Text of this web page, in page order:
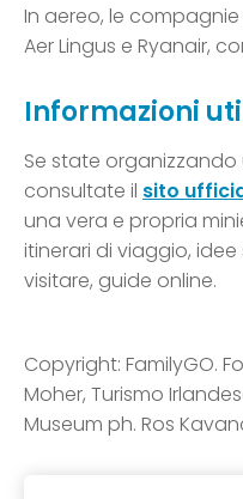
In aereo, le
Aer Lingus e Ryanair,
Informazioni
Se state
consultate il sito
una vera e propria
itinerari di viaggio,
visitare, guide online.
Copyright: FamilyGO.
Moher, Turismo
Museum ph. Ros